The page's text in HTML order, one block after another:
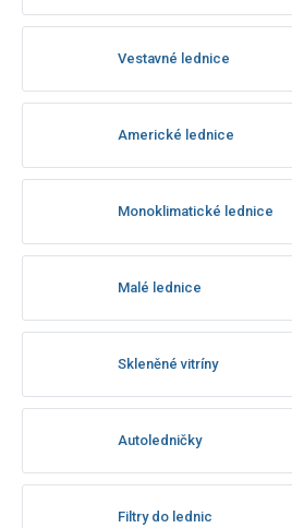
Vestavné lednice
Americké lednice
Monoklimatické lednice
Malé lednice
Skleněné vitríny
Autoledničky
Filtry do lednic